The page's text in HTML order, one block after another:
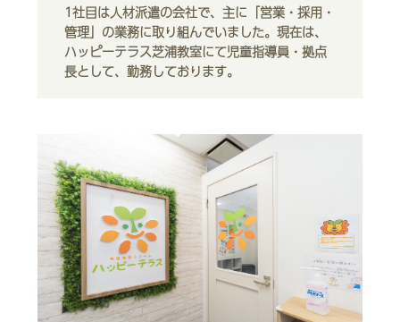
1社目は人材派遣の会社で、主に「営業・採用・
管理」の業務に取り組んでいました。現在は、
ハッピーテラス芝浦教室にて児童指導員・拠点
長として、勤務しております。